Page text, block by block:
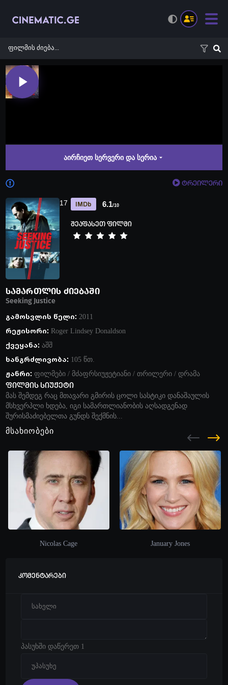
აირჩიეთ სერვერი და სერია
ტრეილერი
IMDb 6.1/10
შეაფასეთ ფილმი
17
სამართლის ძიებაში
Seeking Justice
გამოსვლის წელი: 2011
რეჟისორი: Roger Lindsey Donaldson
ქვეყანა: აშშ
ხანგრძლივობა: 105 წთ.
ჟანრი: ფილმები/ მძაფრსიუჟეტიანი/ თრილერი/ დრამა
ფილმის სიუჟეტი
მას შემდეგ რაც მთავარი გმირის ცოლი სასტიკი დანაშაულის
მსხვერპლი ხდება, იგი სამართლიანობის აღსადგენად
შურისმაძიებელთა გუნდს შექმნის...
მსახიობები
Nicolas Cage January Jones
კომენტარები
პასუხში დაწერეთ 1